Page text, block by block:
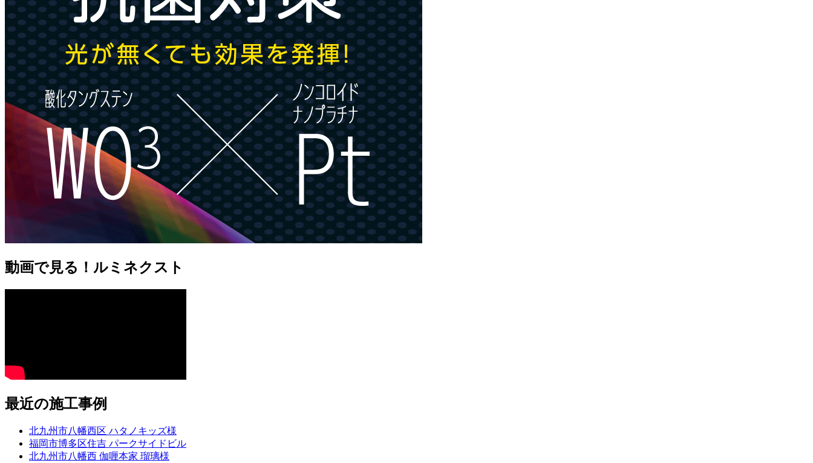
動画で見る！ルミネクスト
最近の施工事例
北九州市八幡西区 ハタノキッズ様
福岡市博多区住吉 パークサイドビル
北九州市八幡西 伽喱本家 瑠璃様